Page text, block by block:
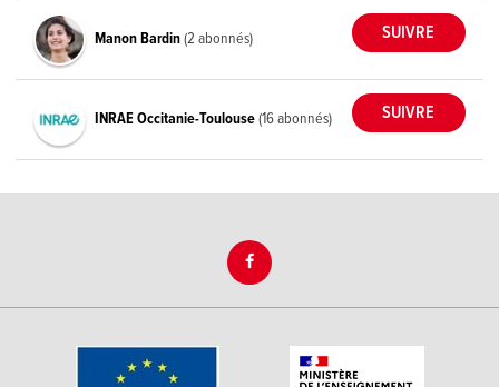
Manon Bardin(2 abonnés)
INRAE Occitanie-Toulouse(16 abonnés)